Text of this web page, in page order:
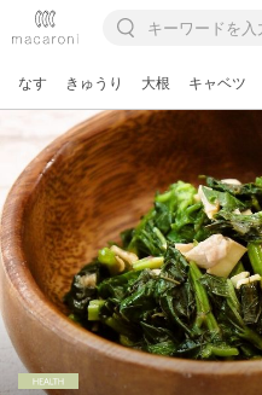
なす きゅうり 大根 キャベツ